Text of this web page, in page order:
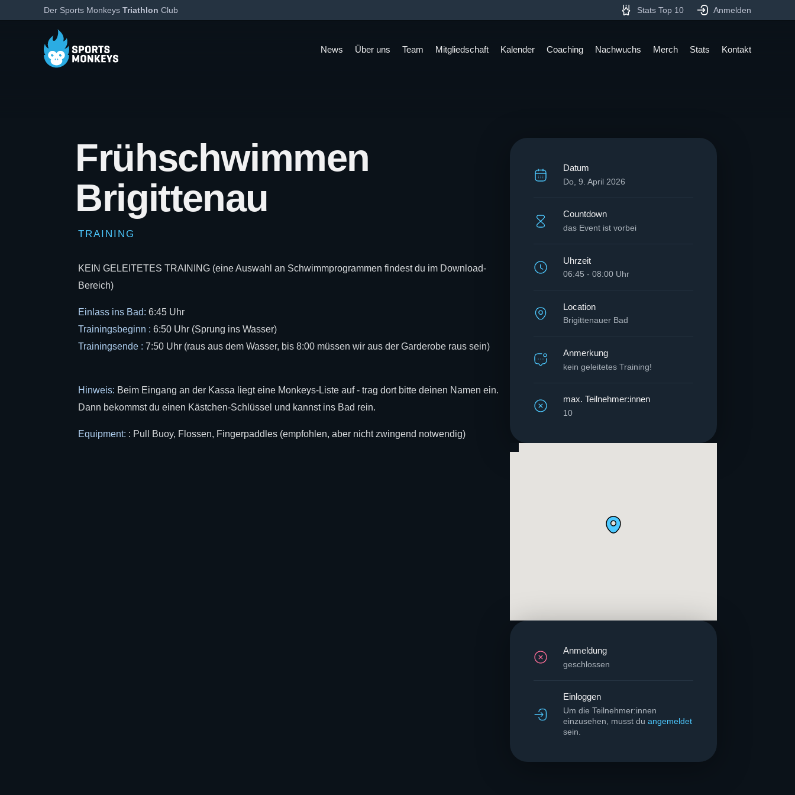
Der Sports Monkeys Triathlon Club Stats Top 10 Anmelden
News Über uns Team Mitgliedschaft Kalender Coaching Nachwuchs Merch Stats Kontakt
Frühschwimmen
Brigittenau
TRAINING
KEIN GELEITETES TRAINING (eine Auswahl an Schwimmprogrammen findest du im Download-
Bereich)
Einlass ins Bad: 6:45 Uhr
Trainingsbeginn : 6:50 Uhr (Sprung ins Wasser)
Trainingsende : 7:50 Uhr (raus aus dem Wasser, bis 8:00 müssen wir aus der Garderobe raus sein)
Hinweis: Beim Eingang an der Kassa liegt eine Monkeys-Liste auf - trag dort bitte deinen Namen ein.
Dann bekommst du einen Kästchen-Schlüssel und kannst ins Bad rein.
Equipment: : Pull Buoy, Flossen, Fingerpaddles (empfohlen, aber nicht zwingend notwendig)
Datum
Do, 9. April 2026
Countdown
das Event ist vorbei
Uhrzeit
06:45 - 08:00 Uhr
Location
Brigittenauer Bad
Anmerkung
kein geleitetes Training!
max. Teilnehmer:innen
10
Anmeldung
geschlossen
Einloggen
Um die Teilnehmer:innen
einzusehen, musst du angemeldet
sein.